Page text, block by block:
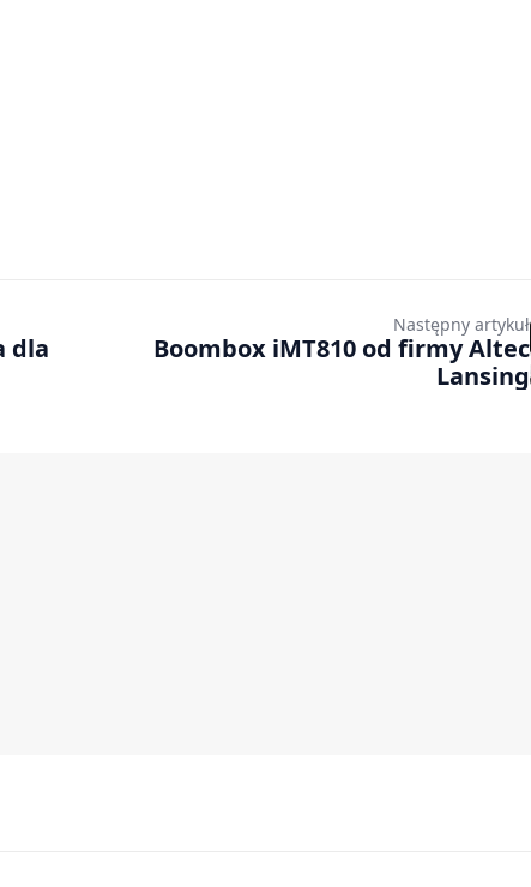
dla
Następny artykuł
Boombox iMT810 od firmy Altec
Lansing